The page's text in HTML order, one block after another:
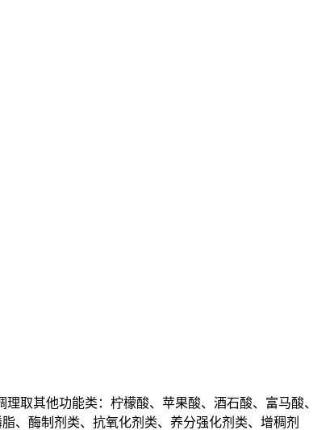
取其他功能类：柠檬酸、苹果酸、酒石酸、富马酸、
、酶制剂类、抗氧化剂类、养分强化剂类、增稠剂